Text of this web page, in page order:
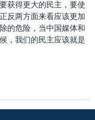
获得更大的民主，要使
反两方面来看应该更加
的危险，当中国媒体和
，我们的民主应该就是